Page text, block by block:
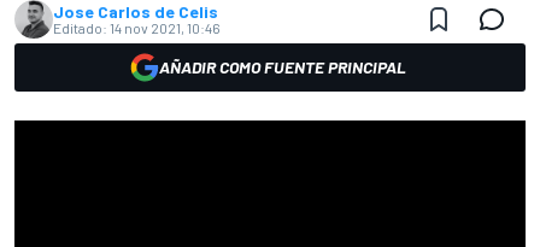
Jose Carlos de Celis
Editado: 14 nov 2021, 10:46
AÑADIR COMO FUENTE PRINCIPAL